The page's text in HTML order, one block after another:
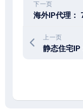
下一页
上一页